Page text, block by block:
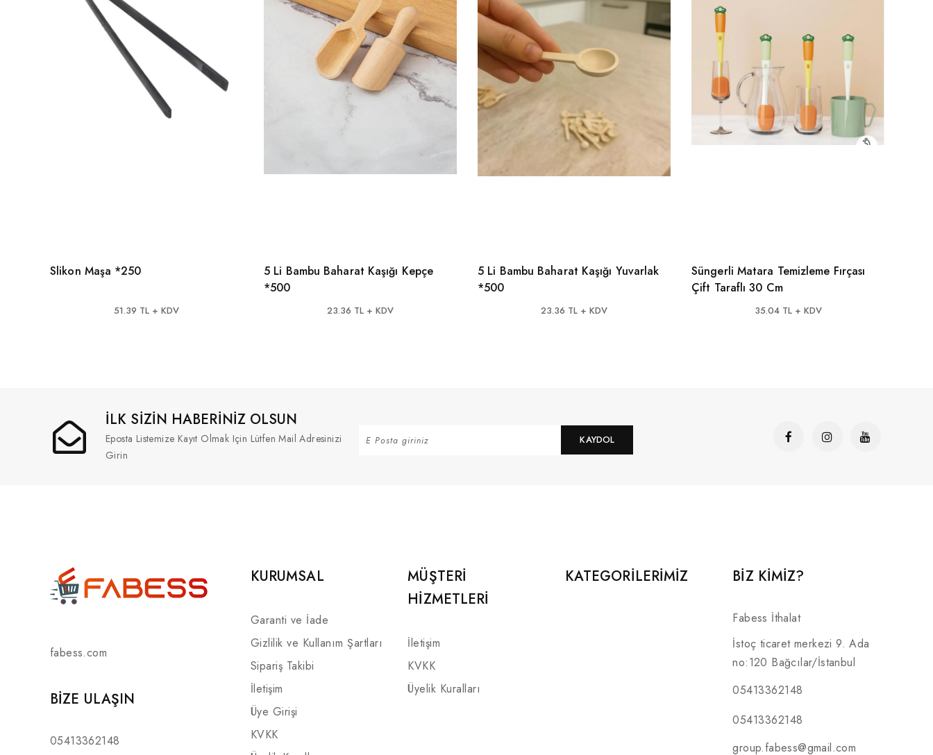
Slikon Maşa *250
51.39 TL + KDV
5 Li Bambu Baharat Kaşığı Kepçe
*500
23.36 TL + KDV
5 Li Bambu Baharat Kaşığı Yuvarlak
*500
23.36 TL + KDV
Süngerli Matara Temizleme Fırçası
Çift Taraflı 30 Cm
35.04 TL + KDV
İLK SİZİN HABERİNİZ OLSUN
Eposta Listemize Kayıt Olmak Için Lütfen Mail Adresinizi
Girin
KAYDOL
fabess.com
BIZE ULAŞIN
05413362148
KURUMSAL
Garanti ve İade
Gizlilik ve Kullanım Şartları
Sipariş Takibi
İletişim
Üye Girişi
KVKK
MÜŞTERI
HIZMETLERI
İletişim
KVKK
Üyelik Kuralları
KATEGORILERIMIZ BİZ KİMİZ?
Fabess İthalat
İstoç ticaret merkezi 9. Ada
no:120 Bağcılar/İstanbul
05413362148
05413362148
group.fabess@gmail.com